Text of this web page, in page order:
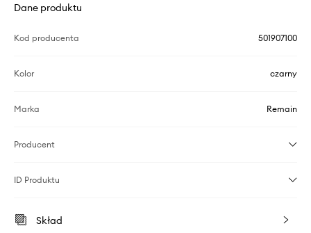
Dane produktu
Kod producenta 501907100
Kolor czarny
Marka Remain
Producent
ID Produktu
Skład